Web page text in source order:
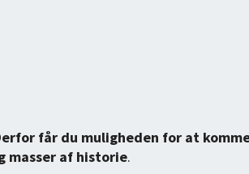
får du muligheden for at
masser af historie.